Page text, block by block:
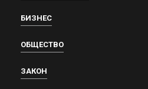
БИЗНЕС
ОБЩЕСТВО
ЗАКОН